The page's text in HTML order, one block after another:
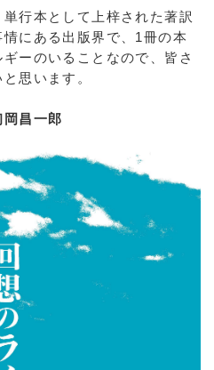
行本として上梓された著訳
にある出版界で、1冊の本
ーのいることなので、皆さ
思います。
岡昌一郎